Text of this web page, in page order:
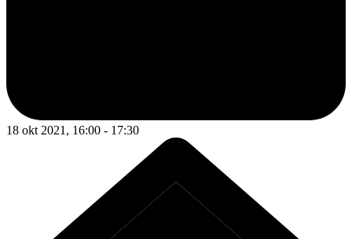
18 okt 2021, 16:00 - 17:30